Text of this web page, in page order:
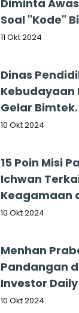
Diminta
Soal "Kode"
11 Okt 2024
Dinas
Kebudayaan
Gelar
Foto Calon
10 Okt 2024
15 Poin Misi
Ichwan
Keagamaan
10 Okt 2024
Menhan
Pandangan
Investor
10 Okt 2024